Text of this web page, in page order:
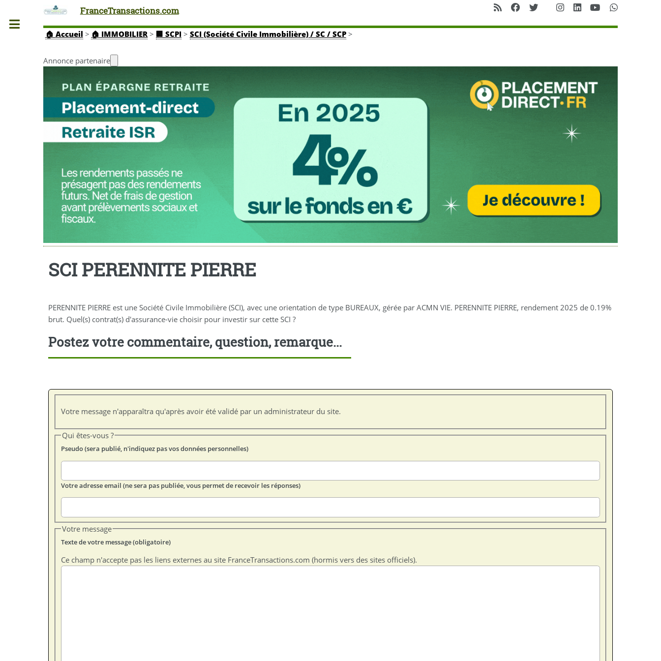
FranceTransactions.com
🏠 Accueil > 🏠 IMMOBILIER > 🏢 SCPI > SCI (Société Civile Immobilière) / SC / SCP>
Annonce partenaire
SCI PERENNITE PIERRE
PERENNITE PIERRE est une Société Civile Immobilière (SCI), avec une orientation de type BUREAUX, gérée par ACMN VIE. PERENNITE PIERRE, rendement 2025 de 0.19%
brut. Quel(s) contrat(s) d'assurance-vie choisir pour investir sur cette SCI ?
Postez votre commentaire, question, remarque...
Votre message n'apparaîtra qu'après avoir été validé par un administrateur du site.
Qui êtes-vous ?
Pseudo (sera publié, n'indiquez pas vos données personnelles)
Votre adresse email (ne sera pas publiée, vous permet de recevoir les réponses)
Votre message
Texte de votre message (obligatoire)
Ce champ n'accepte pas les liens externes au site FranceTransactions.com (hormis vers des sites officiels).
Toggle